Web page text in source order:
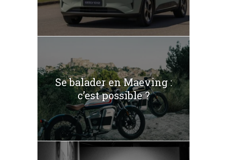
Se balader en Maeving :
c’est possible ?